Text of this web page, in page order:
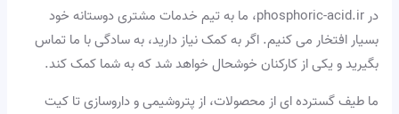
در phosphoric-acid.ir، ما به تیم خدمات مشتری دوستانه خود
بسیار افتخار می کنیم. اگر به کمک نیاز دارید، به سادگی با ما تماس
بگیرید و یکی از کارکنان خوشحال خواهد شد که به شما کمک کند.
ما طیف گسترده ای از محصولات، از پتروشیمی و داروسازی تا کیت